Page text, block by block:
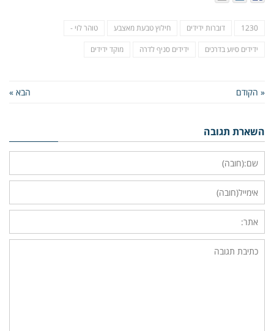
1230 דוברות ידידים חילוץ טבעת מאצבע טוהר לוי -
ידידים סיוע בדרכים ידידים סניף לדרה מוקד ידידים
« הקודם הבא »
השארת תגובה